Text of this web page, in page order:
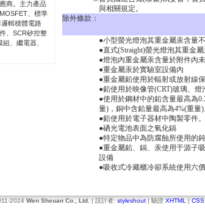
商。主力產品
、標準
輯積體電路
、SCR矽控整
、繼電器、
與相關規定。
除外條款：
●小型螢光燈泡其重金屬汞含量
●直式(Straight)螢光燈泡其重金
●燈泡內重金屬汞含量於附件內
●重金屬汞於實驗室設備內
●重金屬鉛使用於輻射或放射線
●鉛使用於映像管(CRT)玻璃、燈
●使用於鋼材中的鉛含量最高為
量)，銅中含鉛量最高為4%(重量)
●鉛使用於電子器材中陶製零件。
●硒光電池表面之氧化鎘
●特定物品中為防腐蝕所使用的
●重金屬鉛、鎘、汞使用于源子
設備
●吸收式冷藏櫃冷卻系統使用六價
2024Wen Sheuan Co., Ltd. | 設計者:styleshout | 驗證 XHTML | CSS